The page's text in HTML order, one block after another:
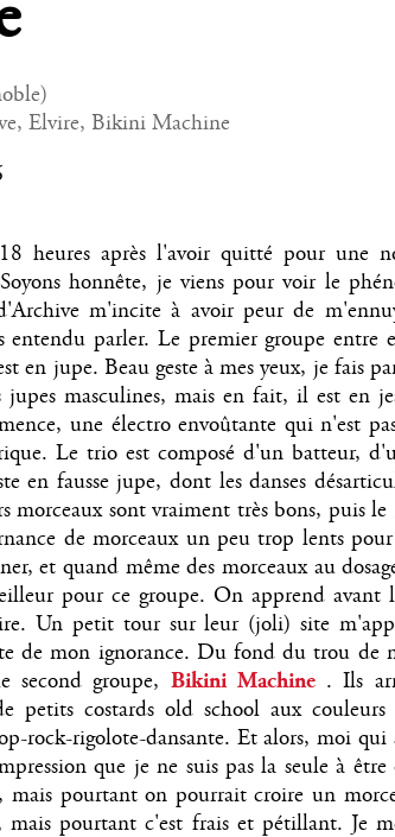
, Elvire, Bikini Machine
heures après l'avoir quitté pour une
honnête, je viens pour voir le
m'incite à avoir peur de
entendu parler. Le premier groupe entre
en jupe. Beau geste à mes yeux, je fais
masculines, mais en fait, il est en
une électro envoûtante qui n'est
Le trio est composé d'un batteur,
en fausse jupe, dont les danses
morceaux sont vraiment très bons, puis
de morceaux un peu trop lents
et quand même des morceaux au
pour ce groupe. On apprend avant
Un petit tour sur leur (joli) site
de mon ignorance. Du fond du trou de
second groupe, Bikini Machine . Ils
petits costards old school aux
rock-rigolote-dansante. Et alors, moi
que je ne suis pas la seule à
mais pourtant on pourrait croire un
mais pourtant c'est frais et pétillant. Je